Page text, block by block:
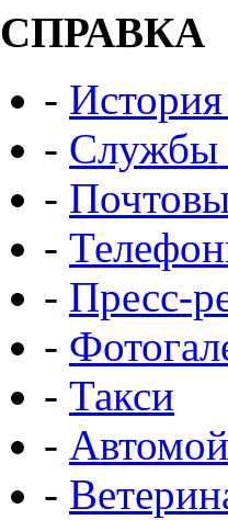
СПРАВКА
-
- Службы
-
-
- Пресс-
-
- Такси
-
-